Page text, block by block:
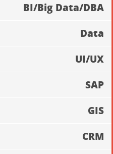
BI/Big Data/DBA
Data
UI/UX
SAP
GIS
CRM